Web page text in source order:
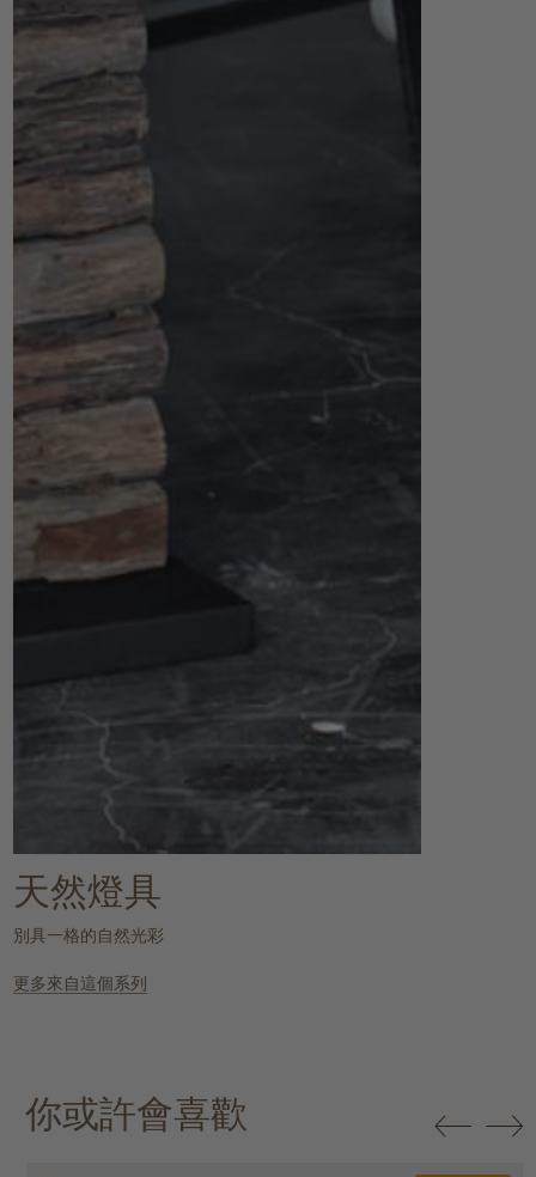
天然燈具
別具一格的自然光彩
更多來自這個系列
你或許會喜歡